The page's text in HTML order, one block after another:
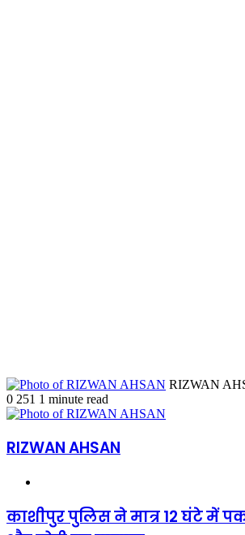
RIZWAN
0 251 1 minute read
RIZWAN AHSAN
काशीपुर
पुलिस
काशीपुर पुलिस ने मात्र 12 घंटे में